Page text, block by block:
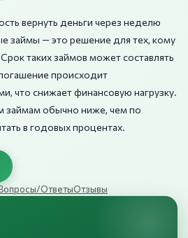
вернуть деньги через неделю
займы — это решение для тех, кому
таких займов может составлять
происходит
что снижает финансовую нагрузку.
займам обычно ниже, чем по
в годовых процентах.
ОтветыОтзывы